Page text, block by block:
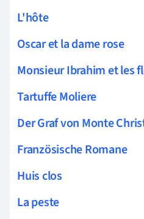
L'hôte
Oscar et la dame rose
Monsieur Ibrahim et les
Tartuffe Moliere
Der Graf von Monte
Französische Romane
Huis clos
La peste